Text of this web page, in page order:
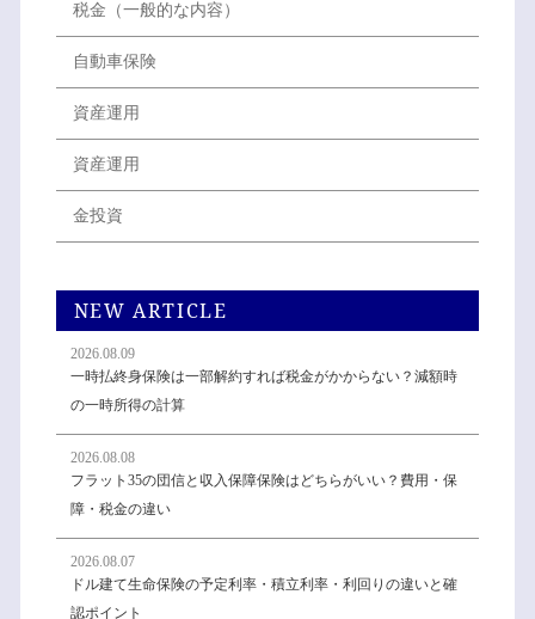
税金（一般的な内容）
自動車保険
資産運用
資産運用
金投資
NEW ARTICLE
2026.08.09
一時払終身保険は一部解約すれば税金がかからない？減額時
の一時所得の計算
2026.08.08
フラット35の団信と収入保障保険はどちらがいい？費用・保
障・税金の違い
2026.08.07
ドル建て生命保険の予定利率・積立利率・利回りの違いと確
認ポイント